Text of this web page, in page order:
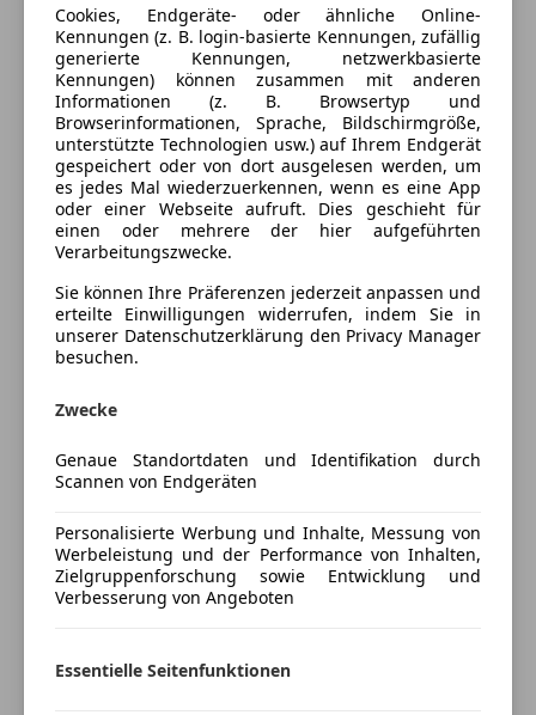
Schadstoffklasse
Euro 6
Kraftstoff
Diesel
Kraftstoffverbrauch
7,40 l/100 km (komb.)
Ausstattung
Komfort
Armlehne
Beheizbare Frontscheibe
Berganfahrassistent
Einparkhilfe Sensoren hinten
Elektrische Fensterheber
Elektrische Seitenspiegel
Getönte Scheiben
Klimaanlage
Lederlenkrad
Multifunktionslenkrad
Standheizung
Mehr anzeigen
Farbe und Innenausstattung
Motor 30000km
Cookies, Endgeräte- oder ähnliche Online-
Kennungen (z. B. login-basierte Kennungen, zufällig
generierte Kennungen, netzwerkbasierte
Kennungen) können zusammen mit anderen
Informationen (z. B. Browsertyp und
Browserinformationen, Sprache, Bildschirmgröße,
unterstützte Technologien usw.) auf Ihrem Endgerät
gespeichert oder von dort ausgelesen werden, um
es jedes Mal wiederzuerkennen, wenn es eine App
oder einer Webseite aufruft. Dies geschieht für
einen oder mehrere der hier aufgeführten
Verarbeitungszwecke.
Sie können Ihre Präferenzen jederzeit anpassen und
erteilte Einwilligungen widerrufen, indem Sie in
unserer Datenschutzerklärung den Privacy Manager
besuchen.
Zwecke
Genaue Standortdaten und Identifikation durch
Scannen von Endgeräten
Personalisierte Werbung und Inhalte, Messung von
Werbeleistung und der Performance von Inhalten,
Zielgruppenforschung sowie Entwicklung und
Verbesserung von Angeboten
Essentielle Seitenfunktionen